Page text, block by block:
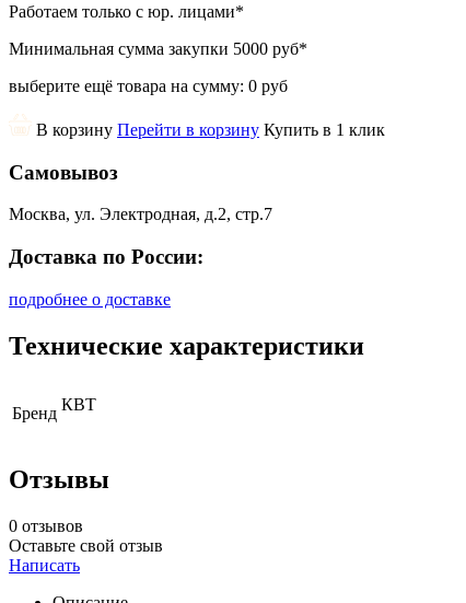
Работаем только с юр. лицами*
Минимальная сумма закупки 5000 руб*
выберите ещё товара на сумму: 0 руб
В корзину Перейти в корзину Купить в 1 клик
Самовывоз
Москва, ул. Электродная, д.2, стр.7
Доставка по России:
подробнее о доставке
Технические характеристики
Бренд КВТ
Отзывы
0 отзывов
Оставьте свой отзыв
Написать